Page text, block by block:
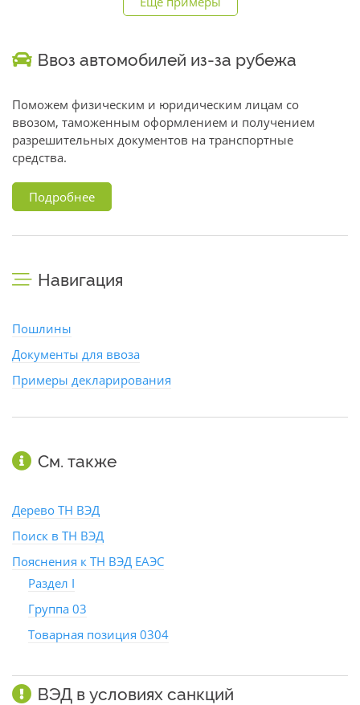
Ввоз автомобилей из-за рубежа
Поможем физическим и юридическим лицам со
ввозом, таможенным оформлением и получением
разрешительных документов на транспортные
средства.
Подробнее
Навигация
Пошлины
Документы для ввоза
Примеры декларирования
См. также
Дерево ТН ВЭД
Поиск в ТН ВЭД
Пояснения к ТН ВЭД ЕАЭС
Раздел I
Группа 03
Товарная позиция 0304
ВЭД в условиях санкций